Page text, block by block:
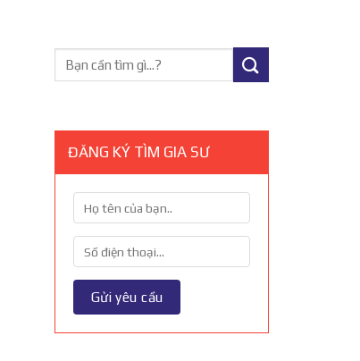
ĐĂNG KÝ TÌM GIA SƯ